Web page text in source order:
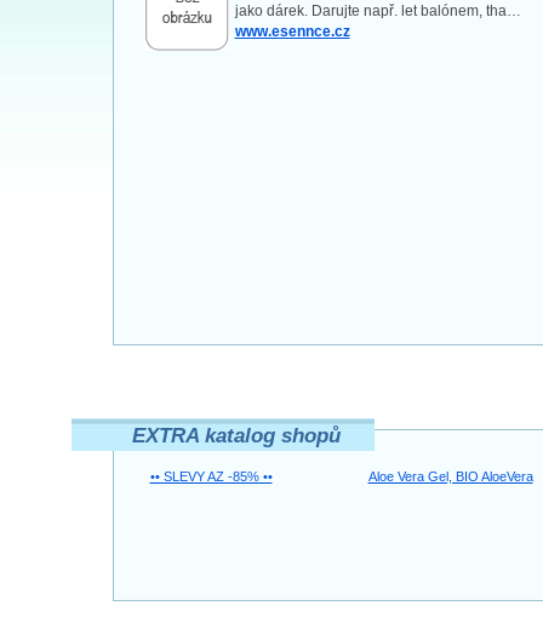
jako dárek. Darujte např. let balónem, tha…
www.esennce.cz
EXTRA katalog shopů
•• SLEVY AZ -85% •• Aloe Vera Gel, BIO AloeVera